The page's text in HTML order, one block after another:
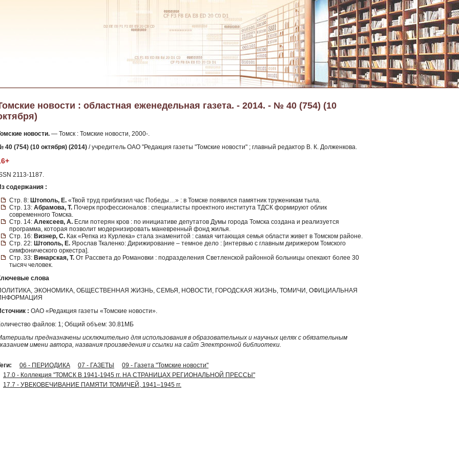
новости : областная еженедельная газета. - 2014. - № 40 (754) (10
новости. — Томск : Томские новости, 2000-.
40 (754) (10 октября) (2014) / учредитель ОАО "Редакция газеты "Томские новости" ; главный редактор В. К. Долженкова.
2113-1187.
содержания :
Стр. 8: Штополь, Е. «Твой труд приблизил час Победы…» : в Томске появился памятник труженикам тыла.
Стр. 13: Абрамова, Т. Почерк профессионалов : специалисты проектного института ТДСК формируют облик
современного Томска.
Стр. 14: Алексеев, А. Если потерян кров : по инициативе депутатов Думы города Томска создана и реализуется
программа, которая позволит модернизировать маневренный фонд жилья.
Стр. 16: Визнер, С. Как «Репка из Курлека» стала знаменитой : самая читающая семья области живет в Томском районе.
Стр. 22: Штополь, Е. Ярослав Ткаленко: Дирижирование – темное дело : [интервью с главным дирижером Томского
симфонического оркестра].
Стр. 33: Винарская, Т. От Рассвета до Романовки : подразделения Светленской районной больницы опекают более 30
тысяч человек.
слова
ЭКОНОМИКА, ОБЩЕСТВЕННАЯ ЖИЗНЬ, СЕМЬЯ, НОВОСТИ, ГОРОДСКАЯ ЖИЗНЬ, ТОМИЧИ, ОФИЦИАЛЬНАЯ
: ОАО «Редакция газеты «Томские новости».
файлов: 1; Общий объем: 30.81МБ
предназначены исключительно для использования в образовательных и научных целях с обязательным
имени автора, названия произведения и ссылки на сайт Электронной библиотеки.
06 - ПЕРИОДИКА 07 - ГАЗЕТЫ
09 - Газета "Томские новости"
17.0 - Коллекция "ТОМСК В 1941-1945 гг. НА СТРАНИЦАХ РЕГИОНАЛЬНОЙ ПРЕССЫ"
17.7 - УВЕКОВЕЧИВАНИЕ ПАМЯТИ ТОМИЧЕЙ, 1941–1945 гг.